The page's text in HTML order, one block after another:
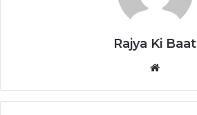
Rajya Ki Baat